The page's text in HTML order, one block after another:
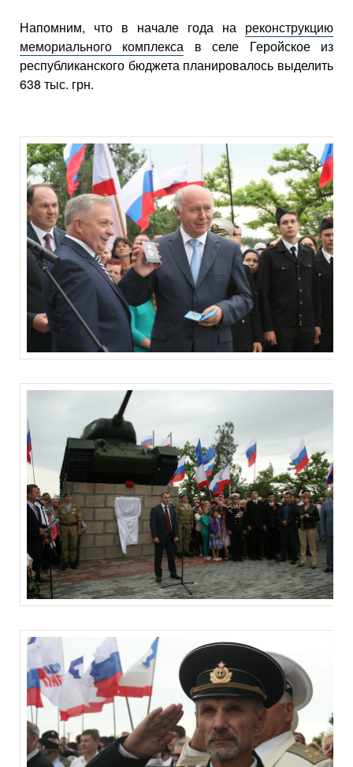
Напомним, что в начале года на реконструкцию
мемориального комплекса в селе Геройское из
республиканского бюджета планировалось выделить
638 тыс. грн.